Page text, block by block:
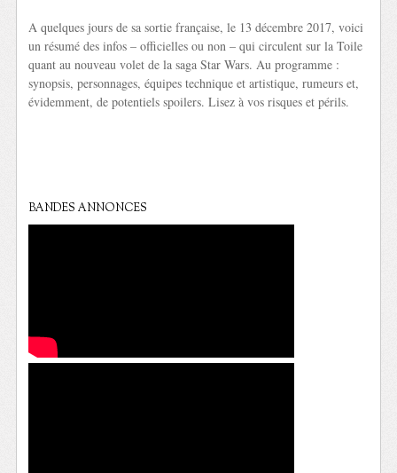
A quelques jours de sa sortie française, le 13 décembre 2017, voici
un résumé des infos – officielles ou non – qui circulent sur la Toile
quant au nouveau volet de la saga Star Wars. Au programme :
synopsis, personnages, équipes technique et artistique, rumeurs et,
évidemment, de potentiels spoilers. Lisez à vos risques et périls.
BANDES ANNONCES